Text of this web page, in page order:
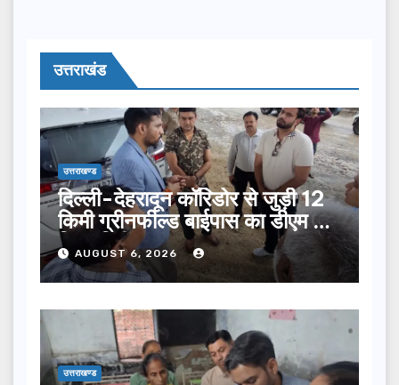
उत्तराखंड
उत्तराखण्ड
दिल्ली-देहरादून कॉरिडोर से जुड़ी 12
किमी ग्रीनफील्ड बाईपास का डीएम ने
किया निरीक्षण…
AUGUST 6, 2026
उत्तराखण्ड